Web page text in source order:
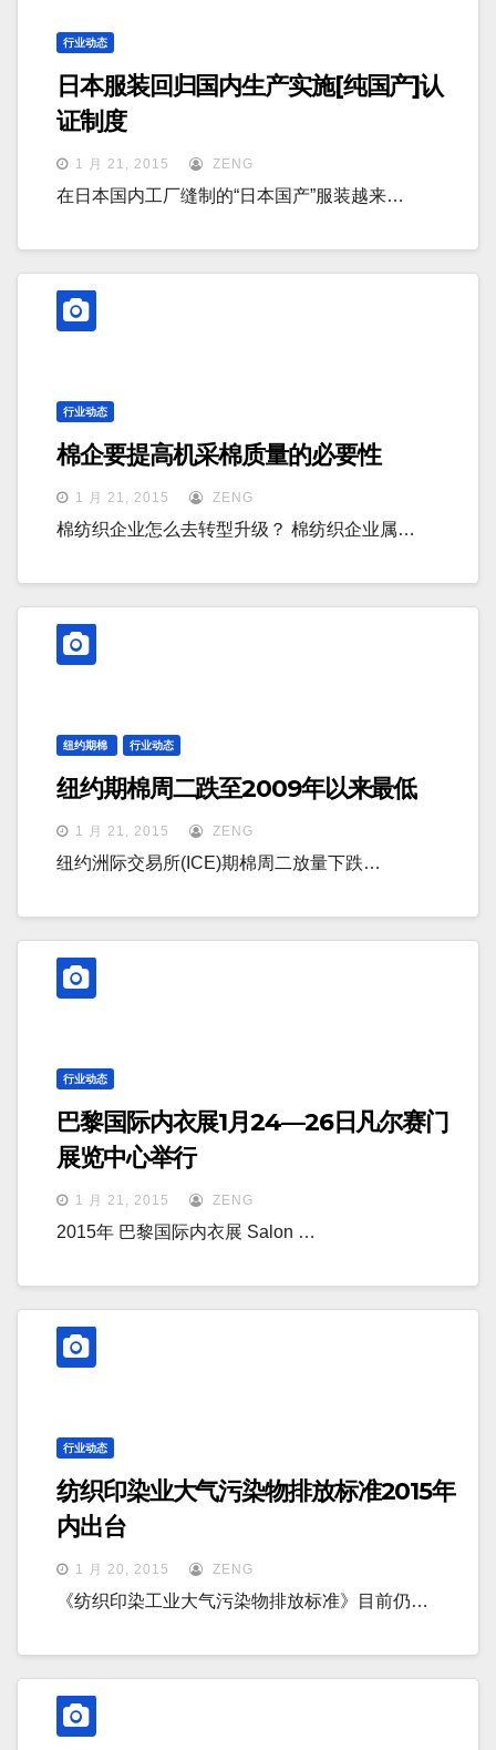
行业动态
日本服装回归国内生产实施[纯国产]认
证制度
1 月 21, 2015 ZENG
在日本国内工厂缝制的“日本国产”服装越来…
行业动态
棉企要提高机采棉质量的必要性
1 月 21, 2015 ZENG
棉纺织企业怎么去转型升级？ 棉纺织企业属…
纽约期棉 行业动态
纽约期棉周二跌至2009年以来最低
1 月 21, 2015 ZENG
纽约洲际交易所(ICE)期棉周二放量下跌…
行业动态
巴黎国际内衣展1月24—26日凡尔赛门
展览中心举行
1 月 21, 2015 ZENG
2015年 巴黎国际内衣展 Salon …
行业动态
纺织印染业大气污染物排放标准2015年
内出台
1 月 20, 2015 ZENG
《纺织印染工业大气污染物排放标准》目前仍…